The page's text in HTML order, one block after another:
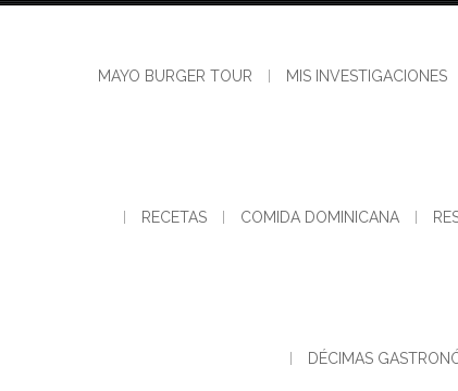
MAYO BURGER TOUR MIS INVESTIGACIONES
RECETAS COMIDA DOMINICANA
DÉCIMAS